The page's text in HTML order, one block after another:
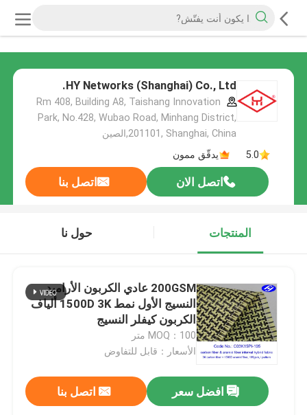
HY Networks (Shanghai) Co., Ltd.
Rm 408, Building A8, Taishang Innovation
Park, No.428, Wubao Road, Minhang District,
201101, Shanghai, China,الصين
5.0
يدقّق ممون
اتصل الان اتصل بنا
المنتجات حول نا
200GSM عادي الكربون الأراميد
النسيج الأول نمط 1500D 3K ألياف
الكربون كيفلر النسيج
MOQ：100 متر
الأسعار：قابل للتفاوض
افضل سعر اتصل بنا